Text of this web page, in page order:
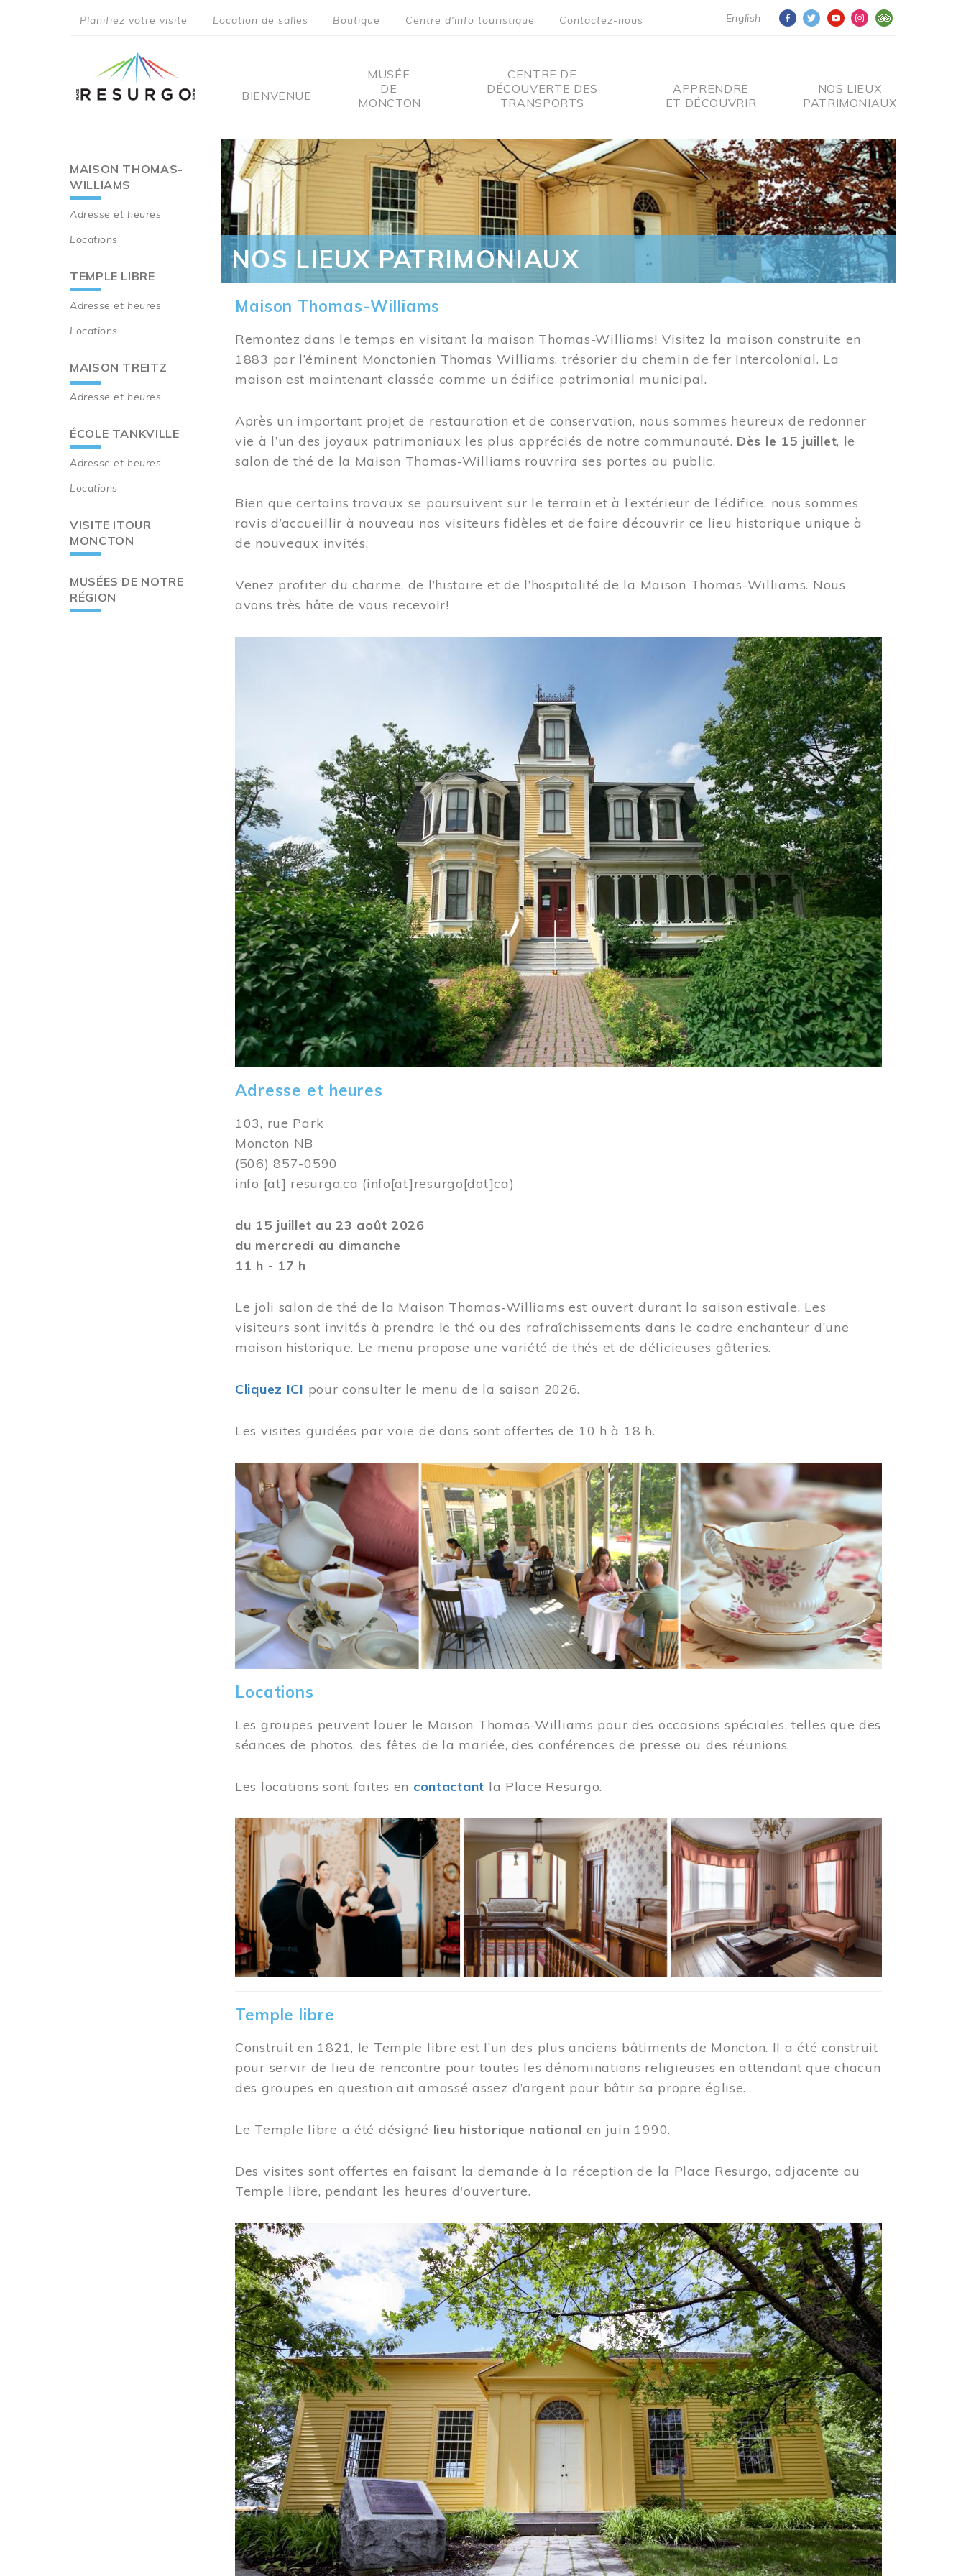
English
menu
Planifiez votre visite Location de salles Boutique Centre d'info touristique Contactez-nous
Main
BIENVENUE
MUSÉE
DE
MONCTON
CENTRE DE
DÉCOUVERTE DES
TRANSPORTS
APPRENDRE
ET DÉCOUVRIR
NOS LIEUX
PATRIMONIAUX
Main
navigation
MAISON THOMAS-
WILLIAMS
Adresse et heures
Locations
TEMPLE LIBRE
Adresse et heures
Locations
MAISON TREITZ
Adresse et heures
ÉCOLE TANKVILLE
Adresse et heures
Locations
VISITE ITOUR
MONCTON
MUSÉES DE NOTRE
RÉGION
NOS LIEUX PATRIMONIAUX
Maison Thomas-Williams
Remontez dans le temps en visitant la maison Thomas-Williams! Visitez la maison construite en
1883 par l’éminent Monctonien Thomas Williams, trésorier du chemin de fer Intercolonial. La
maison est maintenant classée comme un édifice patrimonial municipal.
Après un important projet de restauration et de conservation, nous sommes heureux de redonner
vie à l’un des joyaux patrimoniaux les plus appréciés de notre communauté. Dès le 15 juillet, le
salon de thé de la Maison Thomas-Williams rouvrira ses portes au public.
Bien que certains travaux se poursuivent sur le terrain et à l’extérieur de l’édifice, nous sommes
ravis d’accueillir à nouveau nos visiteurs fidèles et de faire découvrir ce lieu historique unique à
de nouveaux invités.
Venez profiter du charme, de l’histoire et de l’hospitalité de la Maison Thomas-Williams. Nous
avons très hâte de vous recevoir!
Adresse et heures
103, rue Park
Moncton NB
(506) 857-0590
info [at] resurgo.ca (info[at]resurgo[dot]ca)
du 15 juillet au 23 août 2026
du mercredi au dimanche
11 h - 17 h
Le joli salon de thé de la Maison Thomas-Williams est ouvert durant la saison estivale. Les
visiteurs sont invités à prendre le thé ou des rafraîchissements dans le cadre enchanteur d’une
maison historique. Le menu propose une variété de thés et de délicieuses gâteries.
Cliquez ICI pour consulter le menu de la saison 2026.
Les visites guidées par voie de dons sont offertes de 10 h à 18 h.
Image
Locations
Les groupes peuvent louer le Maison Thomas-Williams pour des occasions spéciales, telles que des
séances de photos, des fêtes de la mariée, des conférences de presse ou des réunions.
Les locations sont faites en contactant la Place Resurgo.
Image
Temple libre
Construit en 1821, le Temple libre est l’un des plus anciens bâtiments de Moncton. Il a été construit
pour servir de lieu de rencontre pour toutes les dénominations religieuses en attendant que chacun
des groupes en question ait amassé assez d’argent pour bâtir sa propre église.
Le Temple libre a été désigné lieu historique national en juin 1990.
Des visites sont offertes en faisant la demande à la réception de la Place Resurgo, adjacente au
Temple libre, pendant les heures d'ouverture.
Image